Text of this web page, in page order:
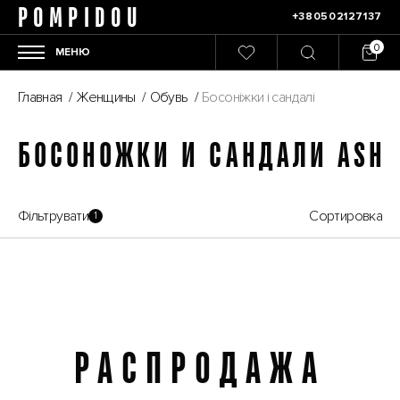
POMPIDOU +380502127137
МЕНЮ
Главная / Женщины / Обувь / Босоніжки і сандалі
БОСОНОЖКИ И САНДАЛИ ASH
Фільтрувати 1 Сортировка
РаспродажаРАСПРОДАЖА